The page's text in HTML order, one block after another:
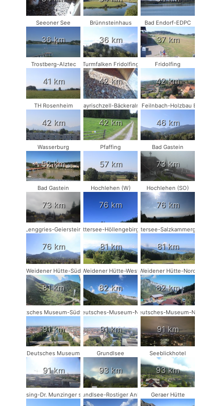
Seeoner See
36 km
Brünnsteinhaus
36 km
Bad Endorf-EDPC
37 km
Trostberg-Alztec
41 km
Turmfalken Fridolfing
42 km
Fridolfing
42 km
TH Rosenheim
42 km
Bayrischzell-Bäckeralm
42 km
Bad Feilnbach-Holzbau Eder
46 km
Wasserburg
52 km
Pfaffing
57 km
Bad Gastein
73 km
Bad Gastein
73 km
Hochlehen (W)
76 km
Hochlehen (SO)
76 km
Lenggries-Geierstein
76 km
Attersee-Höllengebirge
81 km
Attersee-Salzkammergut
81 km
Weidener Hütte-Süd
81 km
Weidener Hütte-West
82 km
Weidener Hütte-Nord
82 km
Deutsches Museum-Südwest
91 km
Deutsches-Museum-NO
91 km
Deutsches-Museum-NW
91 km
Deutsches Museum
91 km
Grundlsee
93 km
Seeblickhotel
93 km
Münsing-Dr. Munzinger sportGrundlsee-Rostiger Anker Geraer Hütte